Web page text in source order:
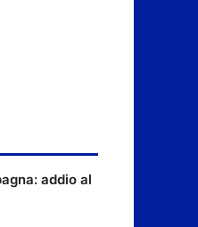
addio al